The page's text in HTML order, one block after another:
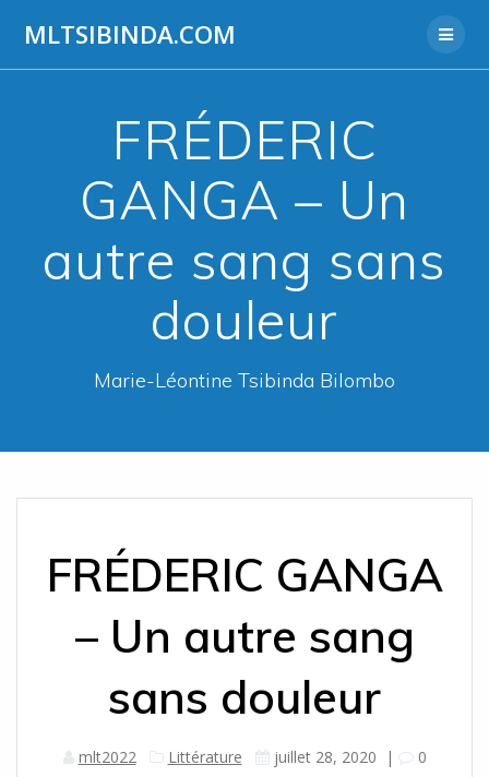
MLTSIBINDA.COM
FRÉDERIC
GANGA – Un
autre sang sans
douleur
Marie-Léontine Tsibinda Bilombo
FRÉDERIC GANGA
– Un autre sang
sans douleur
mlt2022 Littérature juillet 28, 2020 | 0